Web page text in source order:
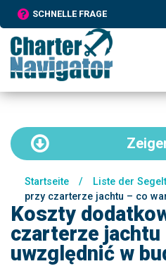
SCHNELLE FRAGE
Startseite / Liste der
przy czarterze jachtu – co
Koszty
czarterze
uwzględnić w